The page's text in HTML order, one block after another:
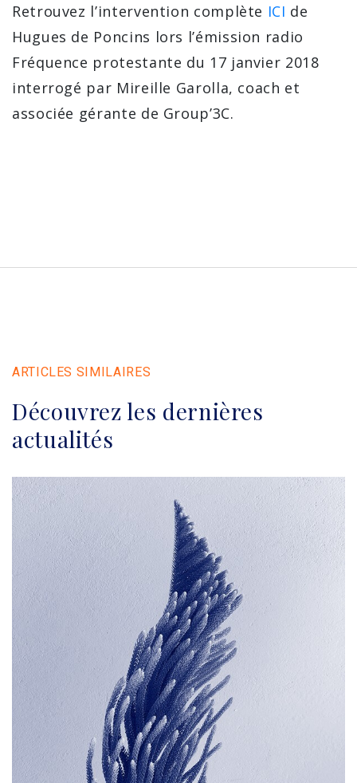
Retrouvez l’intervention complète ICI de
Hugues de Poncins lors l’émission radio
Fréquence protestante du 17 janvier 2018
interrogé par Mireille Garolla, coach et
associée gérante de Group’3C.
ARTICLES SIMILAIRES
Découvrez les dernières
actualités